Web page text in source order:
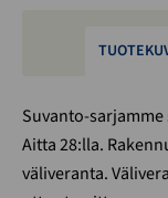
Suvanto-
Aitta 28:lla.
väliveranta.